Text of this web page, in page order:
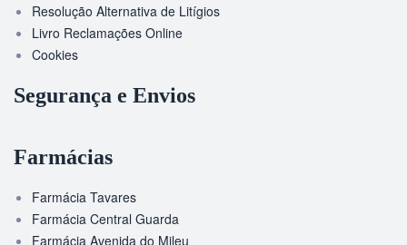
Resolução Alternativa de Litígios
Livro Reclamações Online
Cookies
Segurança e Envios
Farmácias
Farmácia Tavares
Farmácia Central Guarda
Farmácia Avenida do Mileu